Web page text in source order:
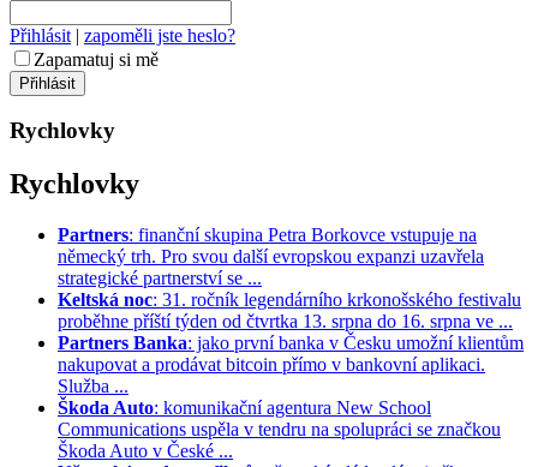
Přihlásit | zapoměli jste heslo?
Zapamatuj si mě
Rychlovky
Rychlovky
Partners: finanční skupina Petra Borkovce vstupuje na
německý trh. Pro svou další evropskou expanzi uzavřela
strategické partnerství se ...
Keltská noc: 31. ročník legendárního krkonošského festivalu
proběhne příští týden od čtvrtka 13. srpna do 16. srpna ve ...
Partners Banka: jako první banka v Česku umožní klientům
nakupovat a prodávat bitcoin přímo v bankovní aplikaci.
Služba ...
Škoda Auto: komunikační agentura New School
Communications uspěla v tendru na spolupráci se značkou
Škoda Auto v České ...